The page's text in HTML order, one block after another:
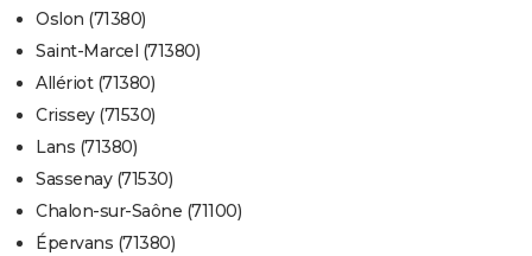
Oslon (71380)
Saint-Marcel (71380)
Allériot (71380)
Crissey (71530)
Lans (71380)
Sassenay (71530)
Chalon-sur-Saône (71100)
Épervans (71380)